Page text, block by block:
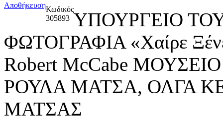
ΑποθήκευσηΚωδικός
305893 ΥΠΟΥΡΓΕΙΟ
ΦΩΤΟΓΡΑΦΙΑ «Χαίρε
Robert McCabe
ΡΟΥΛΑ ΜΑΤΣΑ, ΟΛΓΑ
ΜΑΤΣΑΣ